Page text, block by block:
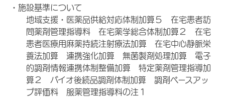
・施設基準について
地域支援・医薬品供給対応体制加算５ 在宅患者訪
問薬剤管理指導料 在宅薬学総合体制加算２ 在宅
患者医療用麻薬持続注射療法加算 在宅中心静脈栄
養法加算 連携強化加算 無菌製剤処理加算 電子
的調剤情報連携体制整備加算 特定薬剤管理指導加
算２ バイオ後続品調剤体制加算 調剤ベースアッ
プ評価料 服薬管理指導料の注１